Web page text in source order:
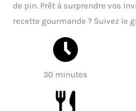
de pin. Prêt à surprendre vos
recette gourmande ? Suivez le
30 minutes